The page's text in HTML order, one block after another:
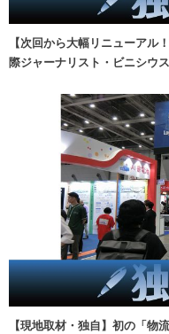
【次回から大幅リニューア
際ジャーナリスト・ビニシウ
【現地取材・独自】初の「物